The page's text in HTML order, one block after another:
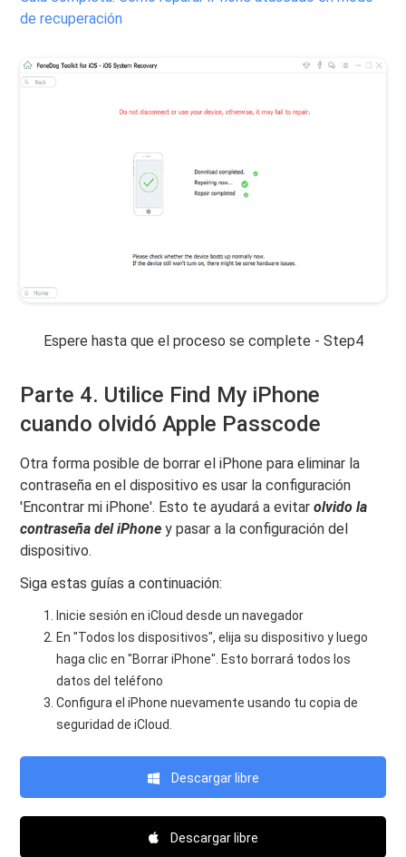
de recuperación
Espere hasta que el proceso se complete - Step4
Parte 4. Utilice Find My iPhone
cuando olvidó Apple Passcode
Otra forma posible de borrar el iPhone para eliminar la
contraseña en el dispositivo es usar la configuración
'Encontrar mi iPhone'. Esto te ayudará a evitarolvido la
contraseña del iPhone y pasar a la configuración del
dispositivo.
Siga estas guías a continuación:
Inicie sesión en iCloud desde un navegador
En "Todos los dispositivos", elija su dispositivo y luego
haga clic en "Borrar iPhone". Esto borrará todos los
datos del teléfono
Configura el iPhone nuevamente usando tu copia de
seguridad de iCloud.
Descargar libre
Descargar libre